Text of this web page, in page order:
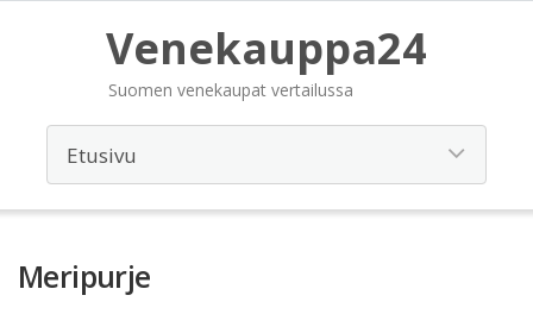
Venekauppa24
Suomen venekaupat vertailussa
Meripurje